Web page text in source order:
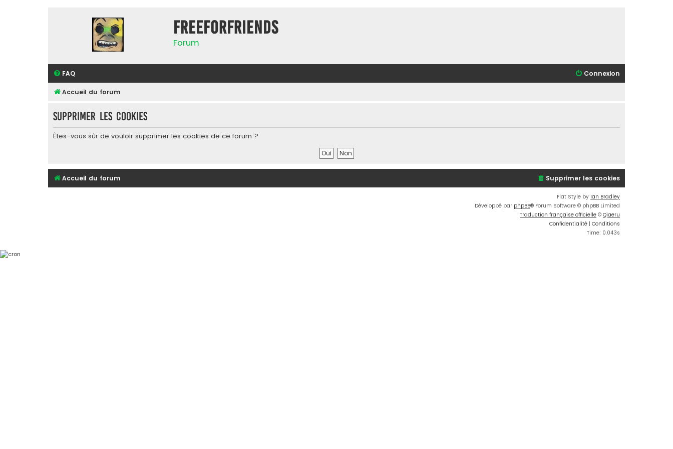
FreeForFriends
Forum
FAQ Connexion
Accueil du forum
Supprimer les cookies
Êtes-vous sûr de vouloir supprimer les cookies de ce forum ?
Accueil du forum Supprimer les cookies
Flat Style by Ian Bradley
Développé par phpBB® Forum Software © phpBB Limited
Traduction française officielle © Qiaeru
Confidentialité | Conditions
Time: 0.043s